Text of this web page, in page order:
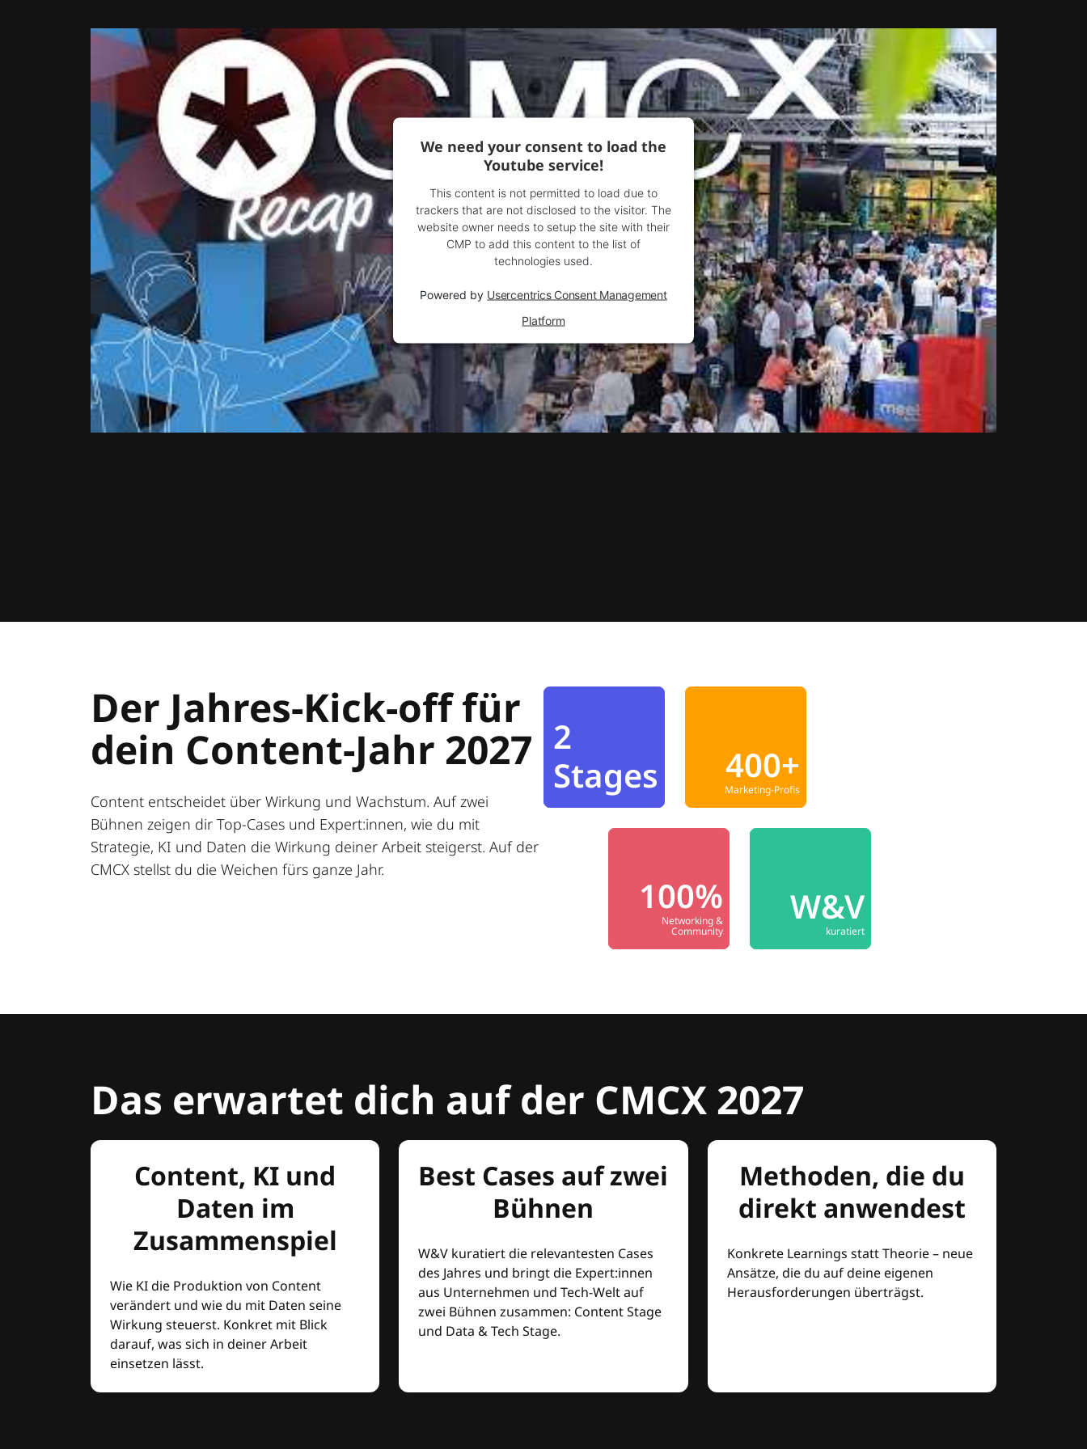
We need your consent to load the
Youtube service!
This content is not permitted to load due to
trackers that are not disclosed to the visitor. The
website owner needs to setup the site with their
CMP to add this content to the list of
technologies used.
Powered by Usercentrics Consent Management
Platform
Der Jahres-Kick-off für
dein Content-Jahr 2027
Content entscheidet über Wirkung und Wachstum. Auf zwei
Bühnen zeigen dir Top-Cases und Expert:innen, wie du mit
Strategie, KI und Daten die Wirkung deiner Arbeit steigerst. Auf der
CMCX stellst du die Weichen fürs ganze Jahr.
2
Stages
400+
Marketing-Profis
100%
Networking &
Community
W&V
kuratiert
Das erwartet dich auf der CMCX 2027
Content, KI und
Daten im
Zusammenspiel
Wie KI die Produktion von Content
verändert und wie du mit Daten seine
Wirkung steuerst. Konkret mit Blick
darauf, was sich in deiner Arbeit
einsetzen lässt.
Best Cases auf zwei
Bühnen
W&V kuratiert die relevantesten Cases
des Jahres und bringt die Expert:innen
aus Unternehmen und Tech-Welt auf
zwei Bühnen zusammen: Content Stage
und Data & Tech Stage.
Methoden, die du
direkt anwendest
Konkrete Learnings statt Theorie – neue
Ansätze, die du auf deine eigenen
Herausforderungen überträgst.